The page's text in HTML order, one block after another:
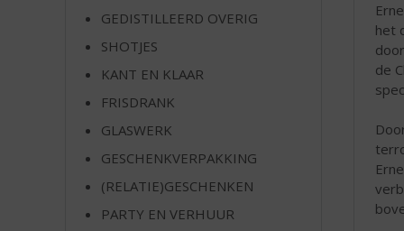
het
de
GEDISTILLEERD OVERIG
SHOTJES
KANT EN KLAAR
FRISDRANK
GLASWERK
GESCHENKVERPAKKING
(RELATIE)GESCHENKEN
PARTY EN VERHUUR